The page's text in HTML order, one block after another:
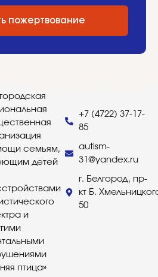
пожертвование
семьям,
детей
и
птица»
+7 (4722) 37-17-
85
autism-
31@yandex.ru
г. Белгород, пр-
кт Б.
50